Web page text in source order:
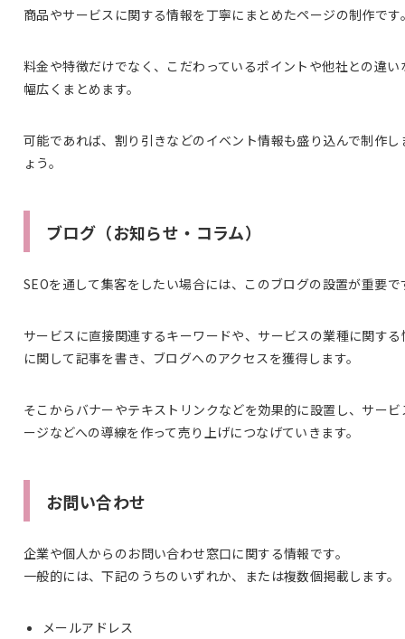
商品やサービスに関する情報を丁寧にまとめたページの制作です
料金や特徴だけでなく、こだわっているポイントや他社との違い
幅広くまとめます。
可能であれば、割り引きなどのイベント情報も盛り込んで制作し
ょう。
ブログ（お知らせ・コラム）
SEOを通して集客をしたい場合には、このブログの設置が重要で
サービスに直接関連するキーワードや、サービスの業種に関する
に関して記事を書き、ブログへのアクセスを獲得します。
そこからバナーやテキストリンクなどを効果的に設置し、サービ
ージなどへの導線を作って売り上げにつなげていきます。
お問い合わせ
企業や個人からのお問い合わせ窓口に関する情報です。
一般的には、下記のうちのいずれか、または複数個掲載します。
メールアドレス